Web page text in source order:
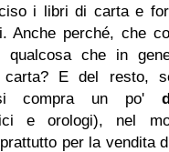
i libri di carta e
Anche perché, che
qualcosa che in
carta? E del resto,
compra un po'
e orologi), nel
per la vendita